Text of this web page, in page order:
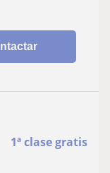
1ª clase gratis